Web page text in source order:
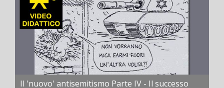
Il 'nuovo' antisemitismo Parte IV - Il successo